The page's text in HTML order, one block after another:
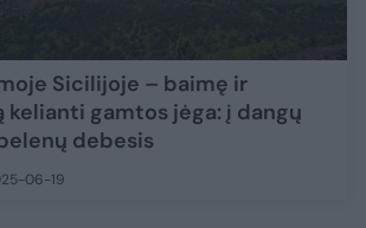
Sicilijoje – baimę ir
kelianti gamtos jėga: į dangų
debesis
06-19